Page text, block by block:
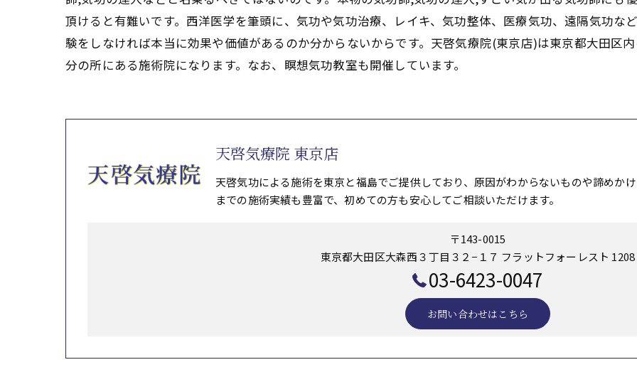
頂けると有難いです。西洋医学を筆頭に、気功や気功治療、レイキ、気功整体、医療気功、遠隔気功な
験をしなければ本当に効果や価値があるのか分からないからです。天啓気療院(東京店)は東京都大田区
分の所にある施術院になります。なお、瞑想気功教室も開催しています。
天啓気療院 東京店
天啓気功による施術を東京と福島でご提供しており、原因がわからないものや諦めか
までの施術実績も豊富で、初めての方も安心してご相談いただけます。
〒143-0015
東京都大田区大森西３丁目３２−１７ フラットフォーレスト 1208
03-6423-0047
お問い合わせはこちら